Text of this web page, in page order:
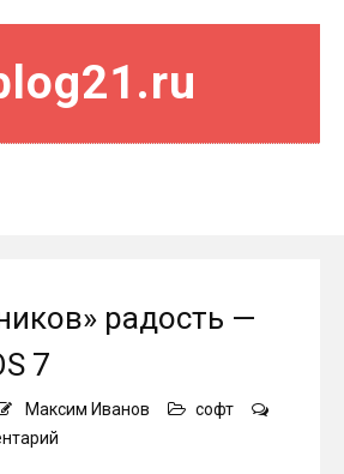
радость —
7
Максим Иванов
софт